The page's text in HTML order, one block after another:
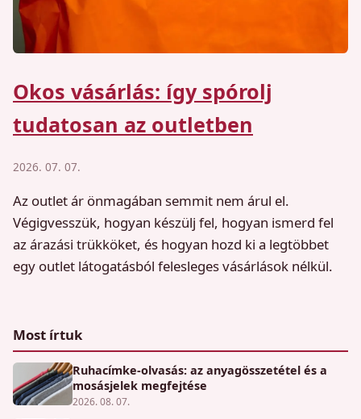
Okos vásárlás: így spórolj
tudatosan az outletben
2026. 07. 07.
Az outlet ár önmagában semmit nem árul el.
Végigvesszük, hogyan készülj fel, hogyan ismerd fel
az árazási trükköket, és hogyan hozd ki a legtöbbet
egy outlet látogatásból felesleges vásárlások nélkül.
Most írtuk
Ruhacímke-olvasás: az anyagösszetétel és a
mosásjelek megfejtése
2026. 08. 07.